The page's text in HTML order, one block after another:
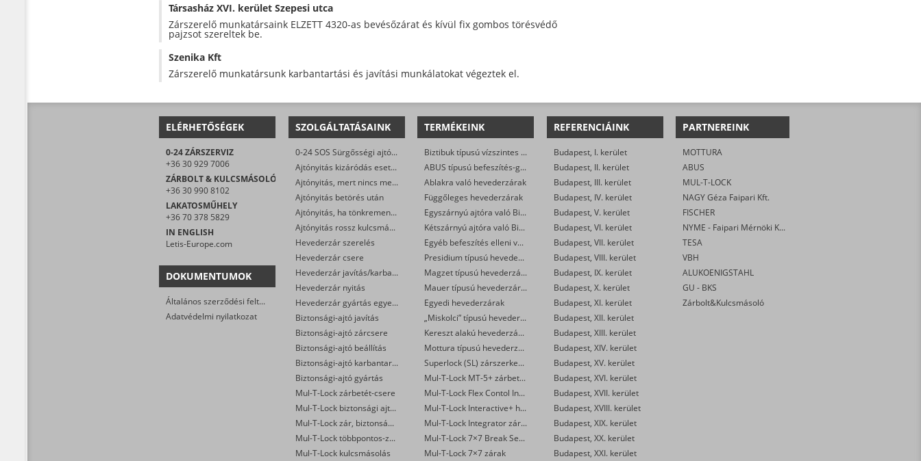
Társasház XVI. kerület Szepesi utca
Zárszerelő munkatársaink ELZETT 4320-as bevésőzárat és kívül fix gombos törésvédő
pajzsot szereltek be.
Szenika Kft
Zárszerelő munkatársunk karbantartási és javítási munkálatokat végeztek el.
ELÉRHETŐSÉGEK
0-24 ZÁRSZERVIZ
+36 30 929 7006
ZÁRBOLT & KULCSMÁSOLÓ
+36 30 990 8102
LAKATOSMŰHELY
+36 70 378 5829
IN ENGLISH
Letis-Europe.com
DOKUMENTUMOK
Általános szerződési feltételek
Adatvédelmi nyilatkozat
SZOLGÁLTATÁSAINK
0-24 SOS Sürgősségi ajtónyitás
Ajtónyitás kizáródás esetén
Ajtónyitás, mert nincs meg a kulcs
Ajtónyitás betörés után
Ajtónyitás, ha tönkrement a zár
Ajtónyitás rossz kulcsmásolás után
Hevederzár szerelés
Hevederzár csere
Hevederzár javítás/karbantartás
Hevederzár nyitás
Hevederzár gyártás egyedi méretre
Biztonsági-ajtó javítás
Biztonsági-ajtó zárcsere
Biztonsági-ajtó beállítás
Biztonsági-ajtó karbantartás
Biztonsági-ajtó gyártás
Mul-T-Lock zárbetét-csere
Mul-T-Lock biztonsági ajtó szervizelése
Mul-T-Lock zár, biztonsági ajtó nyitása
Mul-T-Lock többpontos-zár csere
Mul-T-Lock kulcsmásolás
TERMÉKEINK
Biztibuk típusú vízszintes hevederzárak
ABUS típusú befeszítés-gátlók
Ablakra való hevederzárak
Függőleges hevederzárak
Egyszárnyú ajtóra való Biztibuk hevederzár
Kétszárnyú ajtóra való Biztibuk hevederzár
Egyéb befeszítés elleni védelmet ellátó zárak
Presidium típusú hevederzárak
Magzet típusú hevederzárak
Mauer típusú hevederzárak
Egyedi hevederzárak
„Miskolci” típusú hevederzárak
Kereszt alakú hevederzárak
Mottura típusú hevederzárak
Superlock (SL) zárszerkezet
Mul-T-Lock MT-5+ zárbetétek
Mul-T-Lock Flex Contol Interactive+ zárbetétek
Mul-T-Lock Interactive+ hengerzár-betétek
Mul-T-Lock Integrator zárbetétek
Mul-T-Lock 7×7 Break Secure hengerzárbetétek
Mul-T-Lock 7×7 zárak
REFERENCIÁINK
Budapest, I. kerület
Budapest, II. kerület
Budapest, III. kerület
Budapest, IV. kerület
Budapest, V. kerület
Budapest, VI. kerület
Budapest, VII. kerület
Budapest, VIII. kerület
Budapest, IX. kerület
Budapest, X. kerület
Budapest, XI. kerület
Budapest, XII. kerület
Budapest, XIII. kerület
Budapest, XIV. kerület
Budapest, XV. kerület
Budapest, XVI. kerület
Budapest, XVII. kerület
Budapest, XVIII. kerület
Budapest, XIX. kerület
Budapest, XX. kerület
Budapest, XXI. kerület
PARTNEREINK
MOTTURA
ABUS
MUL-T-LOCK
NAGY Géza Faipari Kft.
FISCHER
NYME - Faipari Mérnöki Kar
TESA
VBH
ALUKOENIGSTAHL
GU - BKS
Zárbolt&Kulcsmásoló